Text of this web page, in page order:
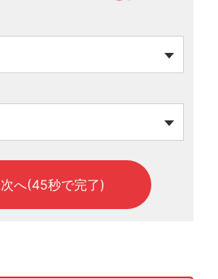
次へ(45秒で完了)